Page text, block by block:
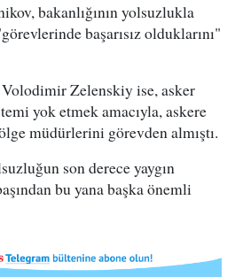
bakanlığının yolsuzlukla
başarısız olduklarını"
Volodimir Zelenskiy ise, asker
yok etmek amacıyla, askere
müdürlerini görevden almıştı.
son derece yaygın
bu yana başka önemli